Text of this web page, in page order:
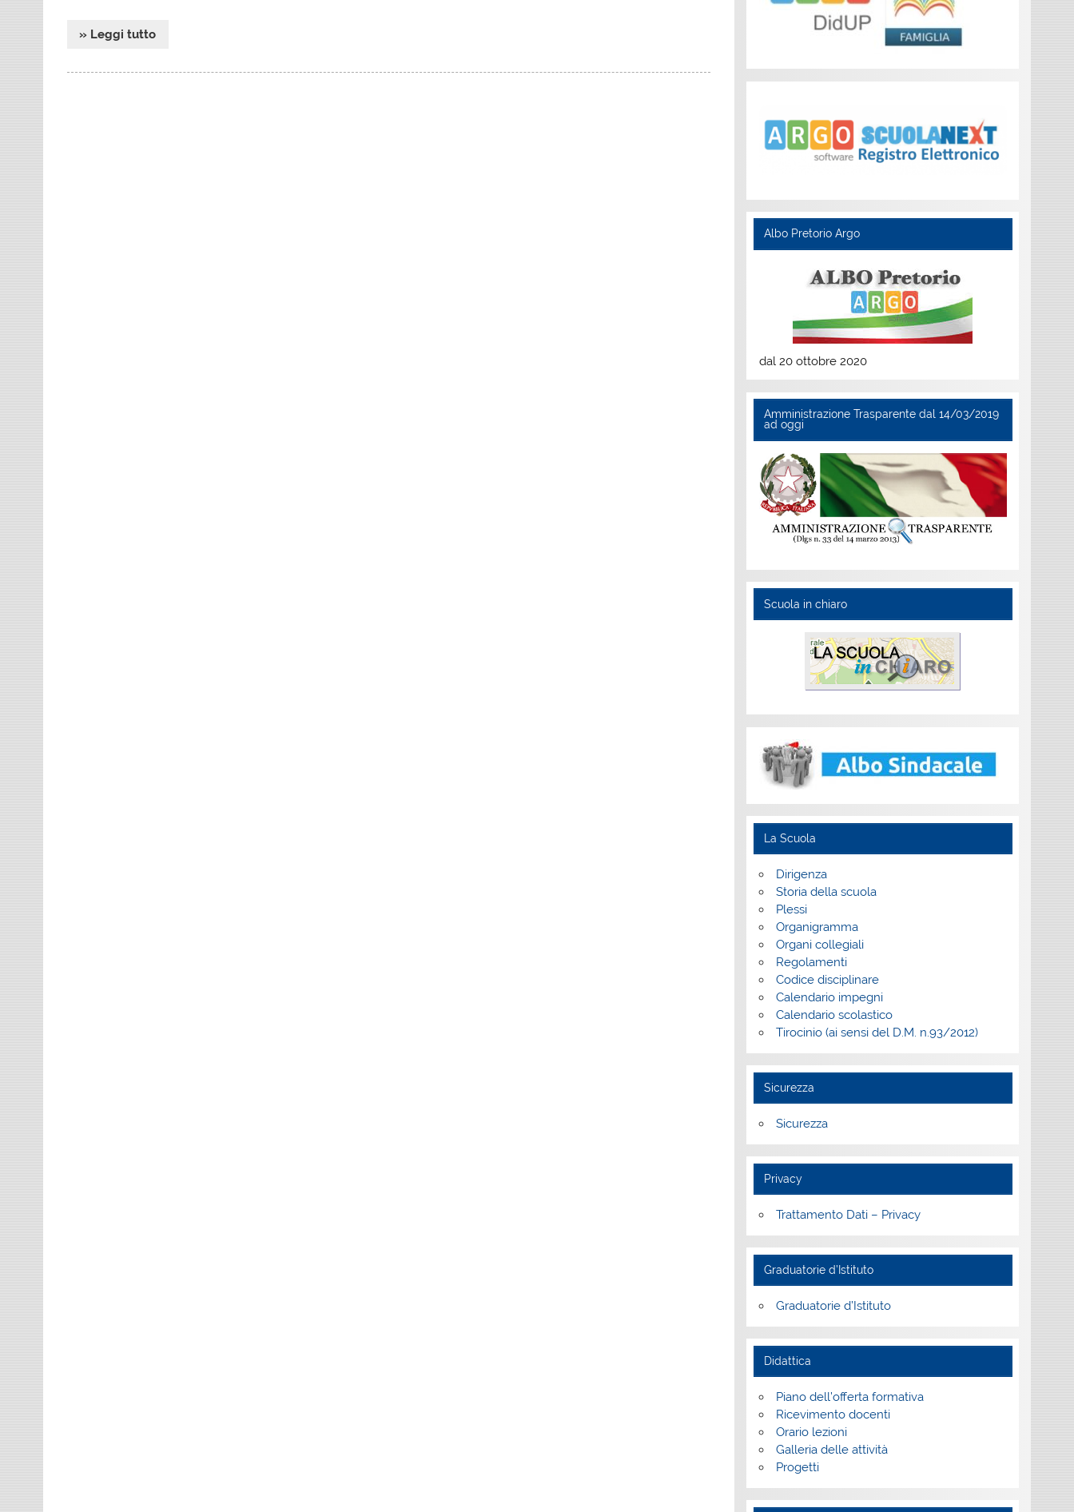
» Leggi tutto
Albo Pretorio Argo
dal 20 ottobre 2020
Amministrazione Trasparente dal 14/03/2019
ad oggi
Scuola in chiaro
La Scuola
Dirigenza
Storia della scuola
Plessi
Organigramma
Organi collegiali
Regolamenti
Codice disciplinare
Calendario impegni
Calendario scolastico
Tirocinio (ai sensi del D.M. n.93/2012)
Sicurezza
Sicurezza
Privacy
Trattamento Dati – Privacy
Graduatorie d’Istituto
Graduatorie d’Istituto
Didattica
Piano dell’offerta formativa
Ricevimento docenti
Orario lezioni
Galleria delle attività
Progetti